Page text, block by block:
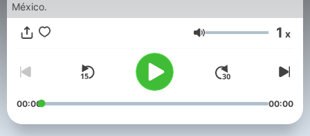
México.
Volumen 1 x
00:00 00:00